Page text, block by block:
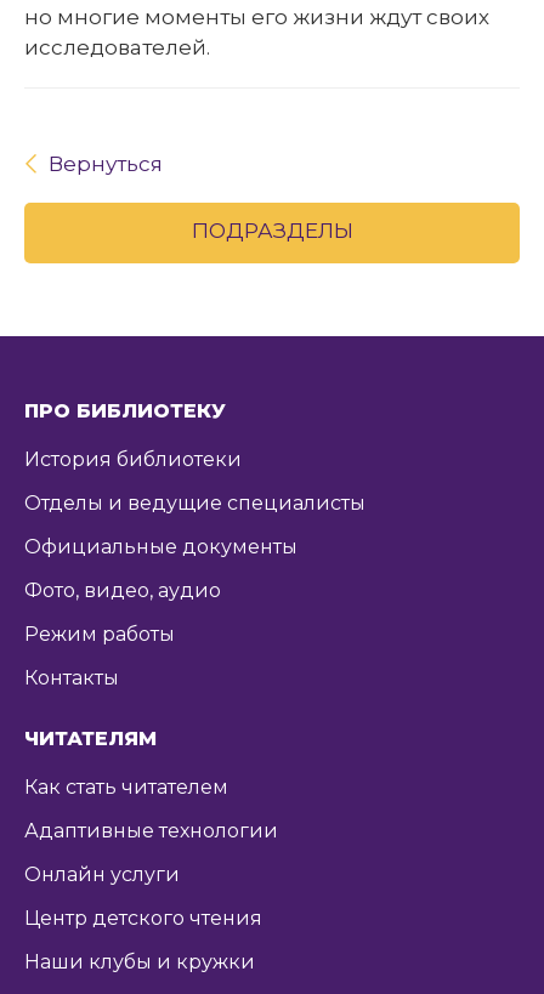
но многие моменты его жизни ждут своих
исследователей.
Вернуться
ПОДРАЗДЕЛЫ
ПРО БИБЛИОТЕКУ
История библиотеки
Отделы и ведущие специалисты
Официальные документы
Фото, видео, аудио
Режим работы
Контакты
ЧИТАТЕЛЯМ
Как стать читателем
Адаптивные технологии
Онлайн услуги
Центр детского чтения
Наши клубы и кружки